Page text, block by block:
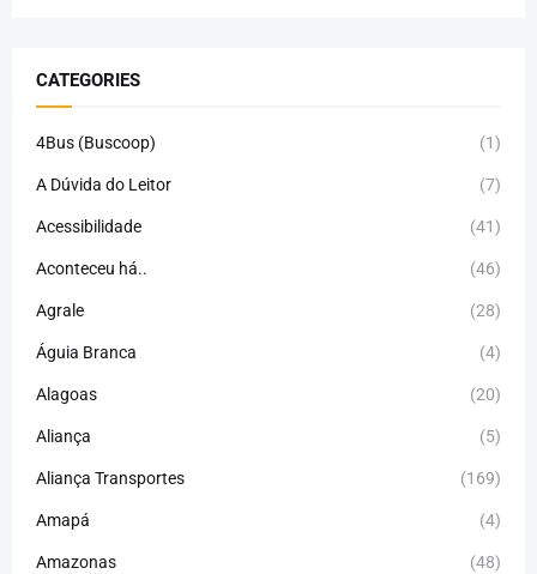
CATEGORIES
4Bus (Buscoop) (1)
A Dúvida do Leitor (7)
Acessibilidade (41)
Aconteceu há.. (46)
Agrale (28)
Águia Branca (4)
Alagoas (20)
Aliança (5)
Aliança Transportes (169)
Amapá (4)
Amazonas (48)